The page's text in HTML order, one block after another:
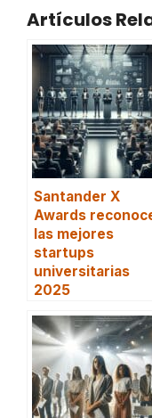
Artículos
Santander X
Awards
las mejores
startups
universitarias
2025